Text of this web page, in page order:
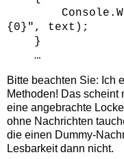
{0}", text);
}
…
Bitte beachten Sie: Ich
Methoden! Das scheint
eine angebrachte
ohne Nachrichten
die einen Dummy-
Lesbarkeit dann nicht.